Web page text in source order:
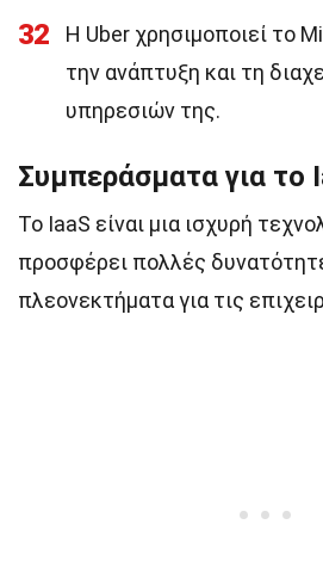
32
Η Uber χρησιμοποιεί το
την ανάπτυξη και τη
υπηρεσιών της.
Συμπεράσματα για το
Το IaaS είναι μια ισχυρή
προσφέρει πολλές
πλεονεκτήματα για τις